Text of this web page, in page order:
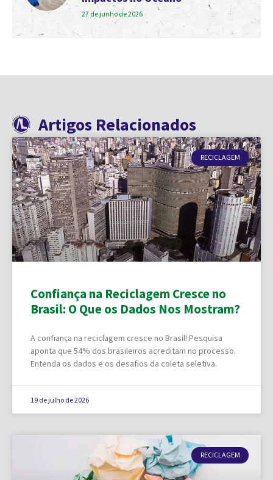
27 de junho de 2026
Artigos Relacionados
RECICLAGEM
Confiança na Reciclagem Cresce no
Brasil: O Que os Dados Nos Mostram?
A confiança na reciclagem cresce no Brasil! Pesquisa
aponta que 54% dos brasileiros acreditam no processo.
Entenda os dados e os desafios da coleta seletiva.
19 de julho de 2026
RECICLAGEM